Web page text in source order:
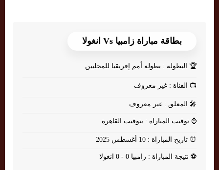
بطاقة مباراة زامبيا Vs انغولا
🏆 البطولة : بطولة أمم إفريقيا للمحليين
📺 القناة : غير معروف
🎤 المعلق : غير معروف
⌚ توقيت المباراة : بتوقيت القاهرة
⏰ تاريخ المباراة : 10 أغسطس 2025
⚽ نتيجة المباراة : زامبيا 0 - 0 انغولا